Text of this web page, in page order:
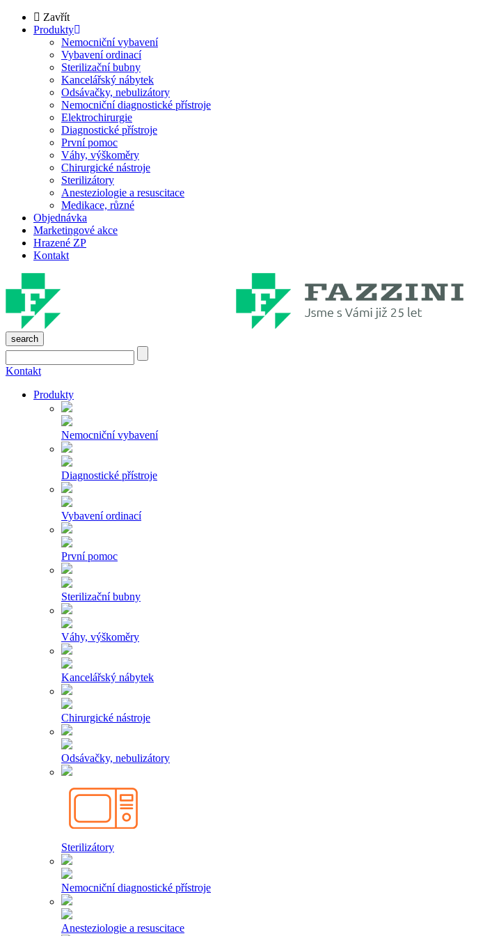
Zavřít
Produkty
Nemocniční vybavení
Vybavení ordinací
Sterilizační bubny
Kancelářský nábytek
Odsávačky, nebulizátory
Nemocniční diagnostické přístroje
Elektrochirurgie
Diagnostické přístroje
První pomoc
Váhy, výškoměry
Chirurgické nástroje
Sterilizátory
Anesteziologie a resuscitace
Medikace, různé
Objednávka
Marketingové akce
Hrazené ZP
Kontakt
search
Kontakt
Produkty
Nemocniční vybavení
Diagnostické přístroje
Vybavení ordinací
První pomoc
Sterilizační bubny
Váhy, výškoměry
Kancelářský nábytek
Chirurgické nástroje
Odsávačky, nebulizátory
Sterilizátory
Nemocniční diagnostické přístroje
Anesteziologie a resuscitace